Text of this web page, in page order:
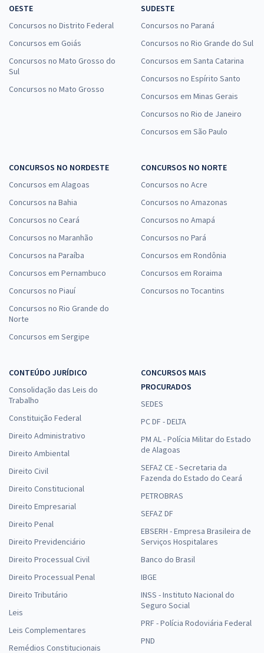
OESTE
Concursos no Distrito Federal
Concursos em Goiás
Concursos no Mato Grosso do
Sul
Concursos no Mato Grosso
SUDESTE
Concursos no Paraná
Concursos no Rio Grande do Sul
Concursos em Santa Catarina
Concursos no Espírito Santo
Concursos em Minas Gerais
Concursos no Rio de Janeiro
Concursos em São Paulo
CONCURSOS NO NORDESTE
Concursos em Alagoas
Concursos na Bahia
Concursos no Ceará
Concursos no Maranhão
Concursos na Paraíba
Concursos em Pernambuco
Concursos no Piauí
Concursos no Rio Grande do
Norte
Concursos em Sergipe
CONCURSOS NO NORTE
Concursos no Acre
Concursos no Amazonas
Concursos no Amapá
Concursos no Pará
Concursos em Rondônia
Concursos em Roraima
Concursos no Tocantins
CONTEÚDO JURÍDICO
Consolidação das Leis do
Trabalho
Constituição Federal
Direito Administrativo
Direito Ambiental
Direito Civil
Direito Constitucional
Direito Empresarial
Direito Penal
Direito Previdenciário
Direito Processual Civil
Direito Processual Penal
Direito Tributário
Leis
Leis Complementares
Remédios Constitucionais
CONCURSOS MAIS
PROCURADOS
SEDES
PC DF - DELTA
PM AL - Polícia Militar do Estado
de Alagoas
SEFAZ CE - Secretaria da
Fazenda do Estado do Ceará
PETROBRAS
SEFAZ DF
EBSERH - Empresa Brasileira de
Serviços Hospitalares
Banco do Brasil
IBGE
INSS - Instituto Nacional do
Seguro Social
PRF - Polícia Rodoviária Federal
PND